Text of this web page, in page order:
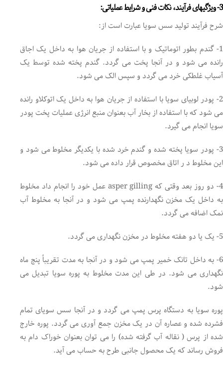
3- ویژگیهای فرآیند، نکات فنی و شرایط عملیاتی:
شرح فرآیند تولید سس سویا عبارت است از:
1- گندم بطور اتوماتیک و با استفاده از جریان هوا به داخل یک اجاق
رانده می شود و در آنجا پخت می گردد. گندم پخته شده توسط یک
آسیاب غلطکی خرد می گردد و سپس الک می شود.
2- پودر لوبیای سویا با استفاده از جریان هوا به داخل یک اتوکلاو رانده
می شود که با استفاده از بخار آب بعنوان منبع انرژی عملیات پخت پودر
سویا انجام می گیرد.
3- پودر سویا پخته شده و گندم خرد شده با یکدیگر مخلوط می شود و
این مخلوط د ر اتاق مخصوص قرار داده می شود.
4- دو روز بعد وقتی که asper gilling عمل خود را انجام داد مخلوط
به داخل یک مخزن نگهدارنده پمپ می شود و در آنجا به مخلوط آب
نمک اضافه می گردد.
5- یک یا دو هفته مخلوط در مخزن نگهداری می گردد.
6- به داخل تانک خمیر پمپ می شود و در آنجا به مدت تقریباً پنج ماه
نگهداری می شود. در طی این مدت مخلوط به پوره سویا تبدیل می
شود.
پوره سویا به دستگاه پرس پمپ می گردد و در آنجا سس سویای تمام
فشرده شده و عصاره آن در یک مخزن جمع آوری می گردد. پوره خارج
شده از پرس ( نقاله آب گرفته شده) را می توان بعنوان خوراک دام به
فروش رساند که یک محصول جانبی طرح به حساب می آید.